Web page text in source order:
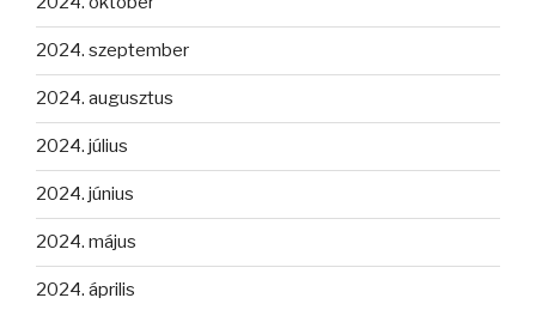
2024. szeptember
2024. augusztus
2024. július
2024. június
2024. május
2024. április